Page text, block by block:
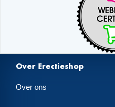
Over Erectieshop
Over ons